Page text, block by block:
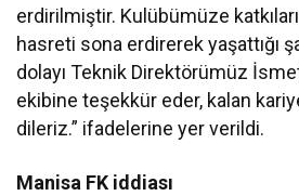
erdirilmiştir. Kulübümüze
hasreti sona erdirerek yaşattığı
dolayı Teknik Direktörümüz
ekibine teşekkür eder, kalan
dileriz.” ifadelerine yer verildi.
Manisa FK iddiası